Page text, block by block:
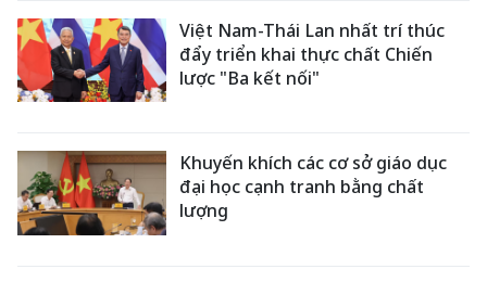
Việt Nam-Thái Lan nhất trí thúc
đẩy triển khai thực chất Chiến
lược "Ba kết nối"
Khuyến khích các cơ sở giáo dục
đại học cạnh tranh bằng chất
lượng